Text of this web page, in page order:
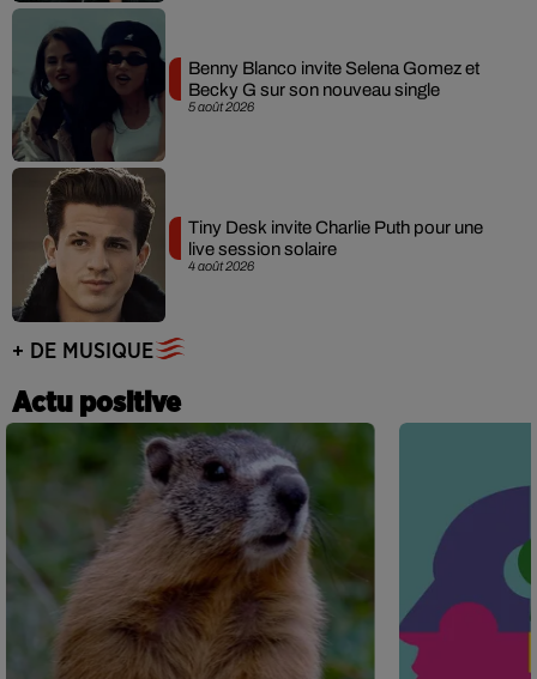
5 août 2026
Benny Blanco invite Selena Gomez et
Becky G sur son nouveau single
4 août 2026
Tiny Desk invite Charlie Puth pour une
live session solaire
+ DE MUSIQUE
Actu positive